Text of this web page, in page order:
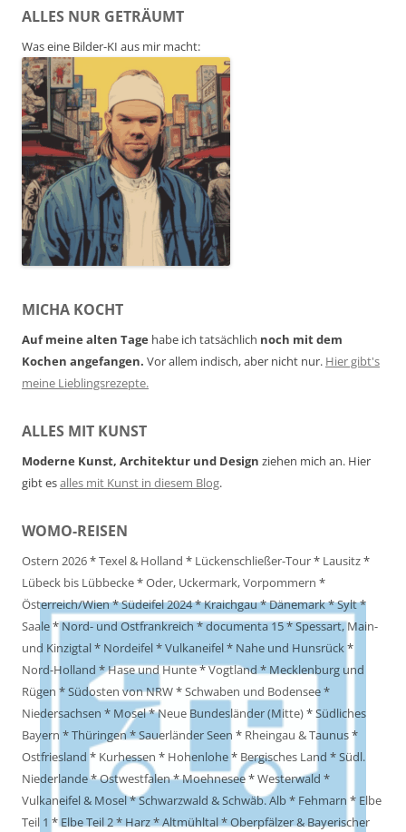
ALLES NUR GETRÄUMT
Was eine Bilder-KI aus mir macht:
MICHA KOCHT
Auf meine alten Tage habe ich tatsächlich noch mit dem
Kochen angefangen. Vor allem indisch, aber nicht nur. Hier gibt's
meine Lieblingsrezepte.
ALLES MIT KUNST
Moderne Kunst, Architektur und Design ziehen mich an. Hier
gibt esalles mit Kunst in diesem Blog.
WOMO-REISEN
Ostern 2026*Texel & Holland * Lückenschließer-Tour* Lausitz*
Lübeck bis Lübbecke*Oder, Uckermark, Vorpommern *
Österreich/Wien*Südeifel 2024*Kraichgau*Dänemark*Sylt*
Saale*Nord- und Ostfrankreich*documenta 15*Spessart, Main-
und Kinzigtal* Nordeifel*Vulkaneifel* Nahe und Hunsrück*
Nord-Holland *Hase und Hunte*Vogtland*Mecklenburg und
Rügen *Südosten von NRW*Schwaben und Bodensee*
Niedersachsen * Mosel*Neue Bundesländer (Mitte)*Südliches
Bayern *Thüringen*Sauerländer Seen * Rheingau & Taunus*
Ostfriesland * Kurhessen * Hohenlohe* Bergisches Land *Südl.
Niederlande*Ostwestfalen*Moehnesee*Westerwald *
Vulkaneifel & Mosel*Schwarzwald & Schwäb. Alb* Fehmarn * Elbe
Teil 1 *Elbe Teil 2*Harz*Altmühltal*Oberpfälzer & Bayerischer